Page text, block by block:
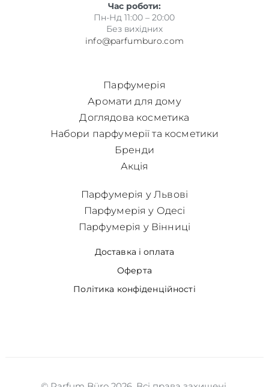
Час роботи:
Пн-Нд 11:00 – 20:00
Без вихідних
info@parfumburo.com
Парфумерія
Аромати для дому
Доглядова косметика
Набори парфумерії та косметики
Бренди
Акція
Доставка і оплата
Оферта
Політика конфіденційності
Парфумерія у Львові
Парфумерія у Одесі
Парфумерія у Вінниці